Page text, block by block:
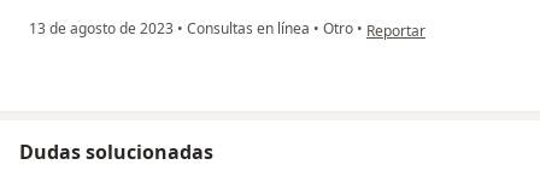
13 de agosto de 2023 • Consultas en línea • Otro • en opinión del usuario
Reportar
Dudas solucionadas